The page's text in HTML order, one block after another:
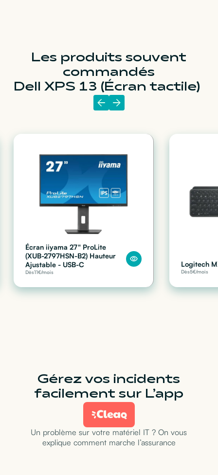
Les produits souvent
commandés
Dell XPS 13 (Écran tactile)
Écran iiyama 27" ProLite
(XUB-2797HSN-B2) Hauteur
Ajustable - USB-C
Dès11€/mois
Logitech
Dès5€/mois
Gérez vos incidents
facilement sur L’app
Un problème sur votre matériel IT ? On vous
explique comment marche l’assurance